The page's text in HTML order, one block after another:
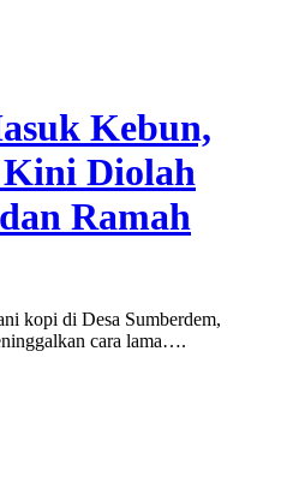
Kebun,
Diolah
Ramah
kopi di Desa Sumberdem,
cara lama….